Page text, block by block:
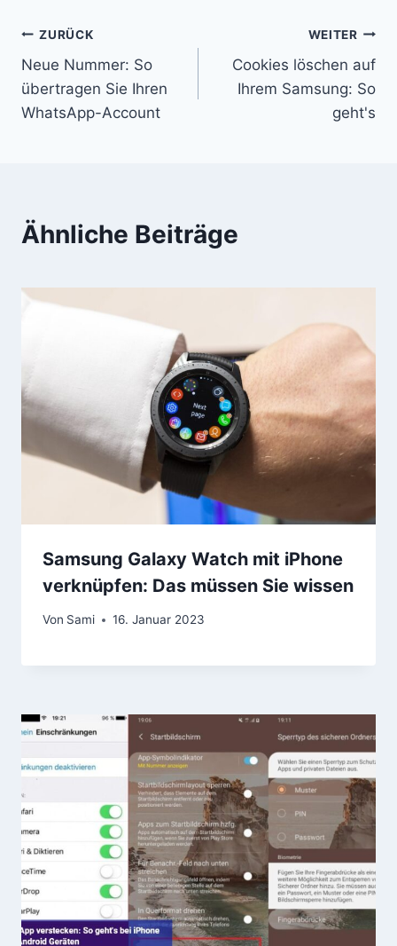
Beitragsnavigation
ZURÜCK
Neue Nummer: So
übertragen Sie Ihren
WhatsApp-Account
WEITER
Cookies löschen auf
Ihrem Samsung: So
geht's
Ähnliche Beiträge
Samsung Galaxy Watch mit iPhone
verknüpfen: Das müssen Sie wissen
Von Sami 16. Januar 2023